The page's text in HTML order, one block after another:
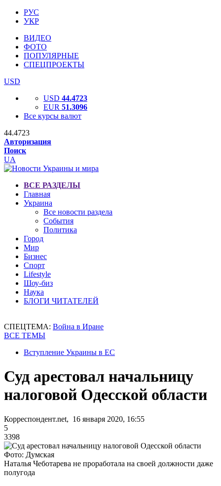
РУС
УКР
ВИДЕО
ФОТО
ПОПУЛЯРНЫЕ
СПЕЦПРОЕКТЫ
USD
USD 44.4723
EUR 51.3096
Все курсы валют
44.4723
Авторизация
Поиск
UA
ВСЕ РАЗДЕЛЫ
Главная
Украина
Все новости раздела
События
Политика
Город
Мир
Бизнес
Спорт
Lifestyle
Шоу-биз
Наука
БЛОГИ ЧИТАТЕЛЕЙ
СПЕЦТЕМА: Война в Иране
ВСЕ ТЕМЫ
Вступление Украины в ЕС
Суд арестовал начальницу
налоговой Одесской области
Корреспондент.net, 16 января 2020, 16:55
5
3398
Фото: Думская
Наталья Чеботарева не проработала на своей должности даже
полугода